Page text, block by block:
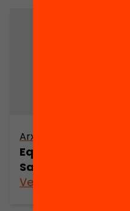
Arxiu
Equitat en la
Sanitaris a
Veure’n més